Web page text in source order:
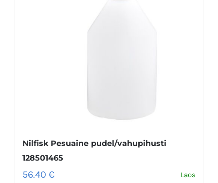
Nilfisk Pesuaine pudel/vahupihusti
128501465
56.40 € Laos